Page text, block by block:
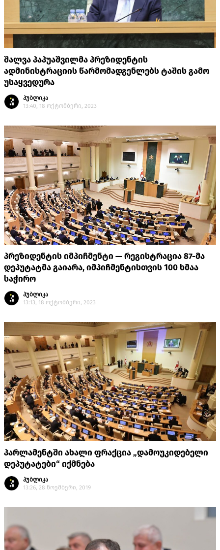
შალვა პაპუაშვილმა პრეზიდენტის
ადმინისტრაციის წარმომადგენლებს ტაშის გამო
უსაყვედურა
პუბლიკა
13:40, 18 ოქტომბერი, 2023
პრეზიდენტის იმპიჩმენტი — რეგისტრაცია 87-მა
დეპუტატმა გაიარა, იმპიჩმენტისთვის 100 ხმაა
საჭირო
პუბლიკა
13:13, 18 ოქტომბერი, 2023
პარლამენტში ახალი ფრაქცია „დამოუკიდებელი
დეპუტატები“ იქმნება
პუბლიკა
13:26, 28 ნოემბერი, 2019